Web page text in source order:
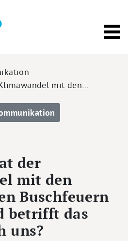
mit den…
der
mit den
Buschfeuern
betrifft das
uns?